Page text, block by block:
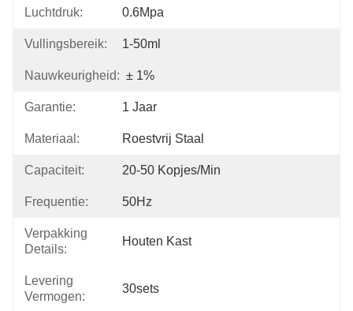
Luchtdruk: 0.6Mpa
Vullingsbereik: 1-50ml
Nauwkeurigheid: ± 1%
Garantie: 1 Jaar
Materiaal: Roestvrij Staal
Capaciteit: 20-50 Kopjes/min
Frequentie: 50Hz
Verpakking
Details:
Houten Kast
Levering
Vermogen:
30sets